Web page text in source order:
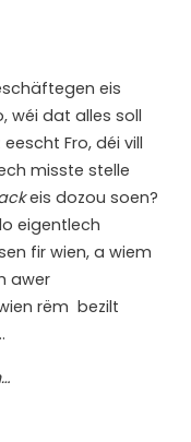
eis
wéi dat alles soll
Fro, déi vill
misste stelle
eis dozou soen?
eigentlech
fir wien, a wiem
awer
rëm bezilt